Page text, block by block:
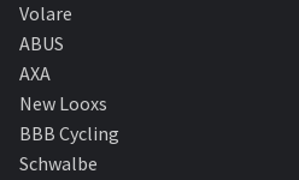
Volare
ABUS
AXA
New Looxs
BBB Cycling
Schwalbe